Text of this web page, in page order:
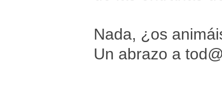
Nada, ¿os
Un abrazo a